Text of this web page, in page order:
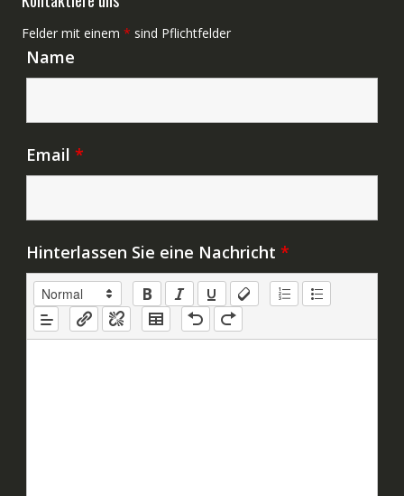
Felder mit einem * sind Pflichtfelder
Name
Email *
Hinterlassen Sie eine Nachricht *